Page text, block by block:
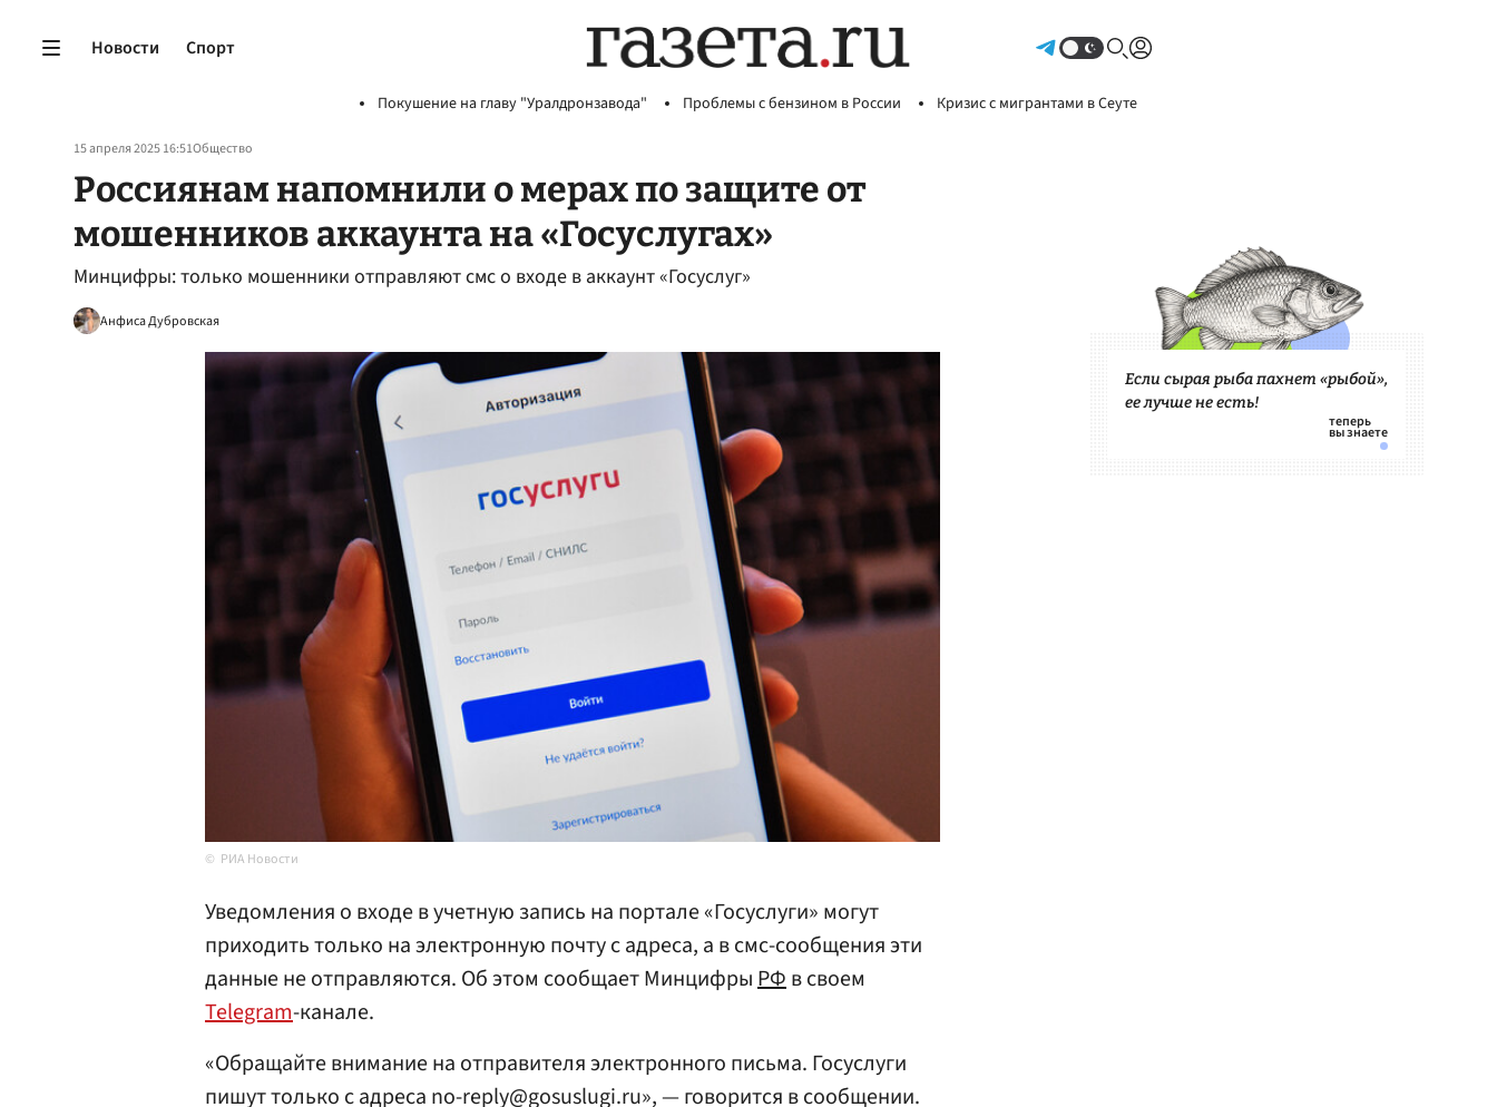
Новости Спорт
Покушение на главу "Уралдронзавода" Проблемы с бензином в России Кризис с мигрантами в Сеуте
15 апреля 2025 16:51Общество
Россиянам напомнили о мерах по защите от
мошенников аккаунта на «Госуслугах»
Минцифры: только мошенники отправляют смс о входе в аккаунт «Госуслуг»
Анфиса Дубровская
РИА Новости
Уведомления о входе в учетную запись на портале «Госуслуги» могут
приходить только на электронную почту с адреса, а в смс-сообщения эти
данные не отправляются. Об этом сообщает МинцифрыРФв своем
Telegram-канале.
«Обращайте внимание на отправителя электронного письма. Госуслуги
пишут только с адреса no-reply@gosuslugi.ru», — говорится в сообщении.
Если сырая рыба пахнет «рыбой»,
ее лучше не есть!